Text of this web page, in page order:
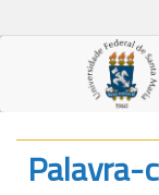
Palavra-